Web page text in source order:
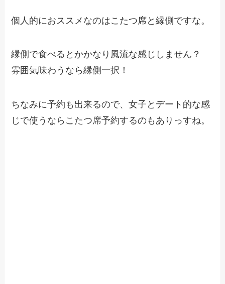
個人的におススメなのはこたつ席と縁側ですな。
縁側で食べるとかかなり風流な感じしません？
雰囲気味わうなら縁側一択！
ちなみに予約も出来るので、女子とデート的な感
じで使うならこたつ席予約するのもありっすね。